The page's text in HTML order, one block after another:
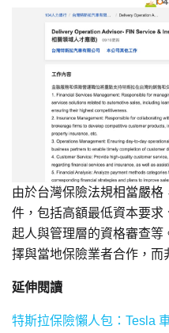
由於台灣保險法規相當嚴
件，包括高額最低資本要
起人與管理層的資格審查
擇與當地保險業者合作，而
延伸閱讀
特斯拉保險懶人包：Tesla